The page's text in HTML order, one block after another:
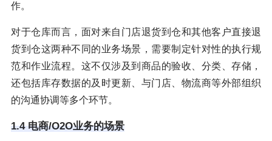
作。
对于仓库而言，面对来自门店退货到仓和其他客户直接退
货到仓这两种不同的业务场景，需要制定针对性的执行规
范和作业流程。这不仅涉及到商品的验收、分类、存储，
还包括库存数据的及时更新、与门店、物流商等外部组织
的沟通协调等多个环节。
1.4 电商/O2O业务的场景